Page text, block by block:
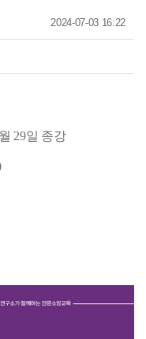
2024-07-03 16:22
29일 종강